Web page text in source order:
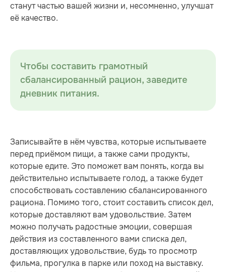
станут частью вашей жизни и, несомненно, улучшат
её качество.
Чтобы составить грамотный
сбалансированный рацион, заведите
дневник питания.
Записывайте в нём чувства, которые испытываете
перед приёмом пищи, а также сами продукты,
которые едите. Это поможет вам понять, когда вы
действительно испытываете голод, а также будет
способствовать составлению сбалансированного
рациона. Помимо того, стоит составить список дел,
которые доставляют вам удовольствие. Затем
можно получать радостные эмоции, совершая
действия из составленного вами списка дел,
доставляющих удовольствие, будь то просмотр
фильма, прогулка в парке или поход на выставку.